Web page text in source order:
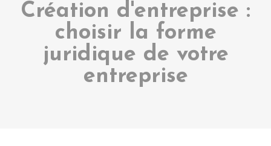
Création d'entreprise :
choisir la forme
juridique de votre
entreprise